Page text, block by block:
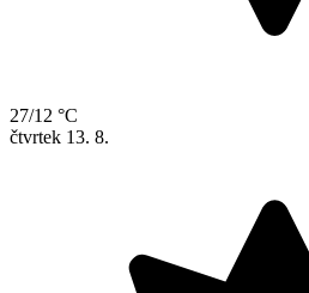
27/12 °C
čtvrtek 13. 8.